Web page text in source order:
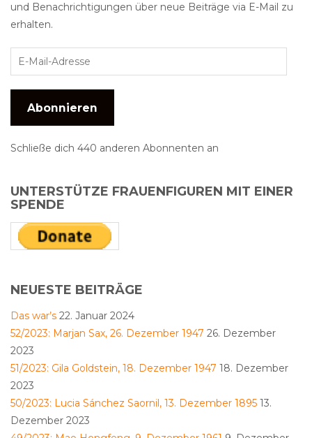
und Benachrichtigungen über neue Beiträge via E-Mail zu
erhalten.
Abonnieren
Schließe dich 440 anderen Abonnenten an
UNTERSTÜTZE FRAUENFIGUREN MIT EINER
SPENDE
NEUESTE BEITRÄGE
Das war’s 22. Januar 2024
52/2023: Marjan Sax, 26. Dezember 1947 26. Dezember
2023
51/2023: Gila Goldstein, 18. Dezember 1947 18. Dezember
2023
50/2023: Lucia Sánchez Saornil, 13. Dezember 1895 13.
Dezember 2023